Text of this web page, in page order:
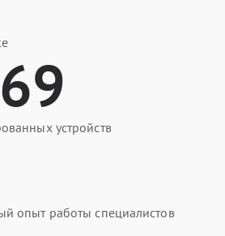
устройств
опыт работы специалистов